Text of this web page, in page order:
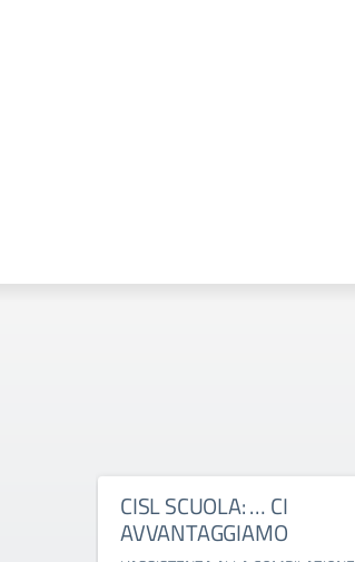
CISL SCUOLA: … CI
AVVANTAGGIAMO